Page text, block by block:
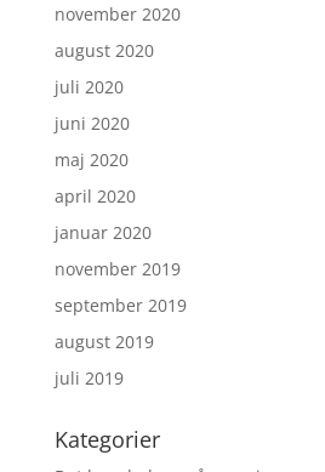
november 2020
august 2020
juli 2020
juni 2020
maj 2020
april 2020
januar 2020
november 2019
september 2019
august 2019
juli 2019
Kategorier